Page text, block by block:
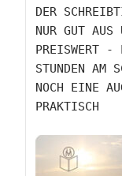
DER
NUR GUT
PREISWERT
STUNDEN AM
NOCH EINE
PRAKTISCH